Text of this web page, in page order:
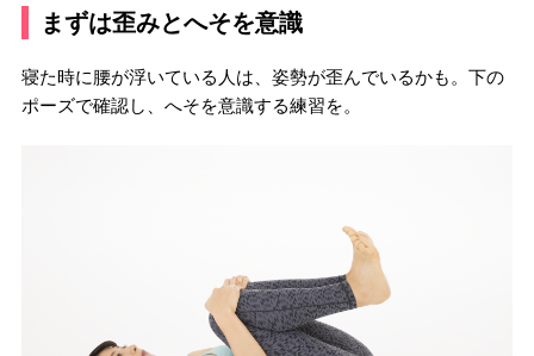
まずは歪みとへそを意識
寝た時に腰が浮いている人は、姿勢が歪んでいるかも。下の
ポーズで確認し、へそを意識する練習を。